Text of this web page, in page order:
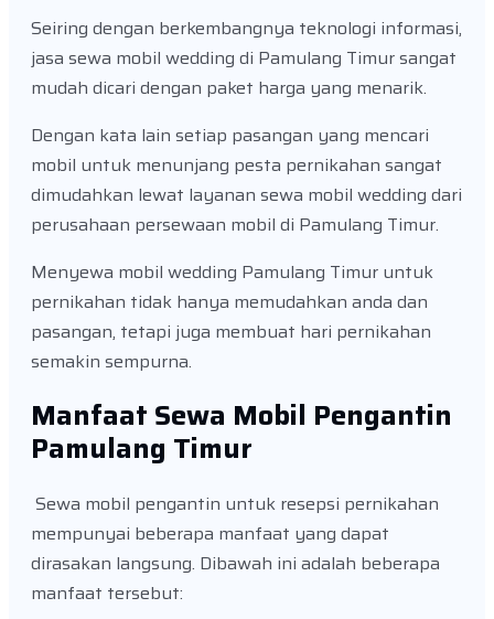
Seiring dengan berkembangnya teknologi informasi,
jasa sewa mobil wedding di Pamulang Timur sangat
mudah dicari dengan paket harga yang menarik.
Dengan kata lain setiap pasangan yang mencari
mobil untuk menunjang pesta pernikahan sangat
dimudahkan lewat layanan sewa mobil wedding dari
perusahaan persewaan mobil di Pamulang Timur.
Menyewa mobil wedding Pamulang Timur untuk
pernikahan tidak hanya memudahkan anda dan
pasangan, tetapi juga membuat hari pernikahan
semakin sempurna.
Manfaat Sewa Mobil Pengantin
Pamulang Timur
Sewa mobil pengantin untuk resepsi pernikahan
mempunyai beberapa manfaat yang dapat
dirasakan langsung. Dibawah ini adalah beberapa
manfaat tersebut: